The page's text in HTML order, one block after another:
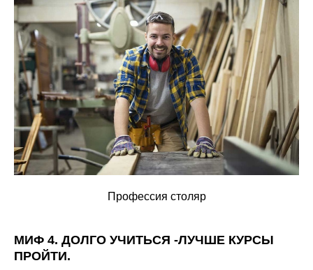
Профессия столяр
МИФ 4. ДОЛГО УЧИТЬСЯ -ЛУЧШЕ КУРСЫ
ПРОЙТИ.